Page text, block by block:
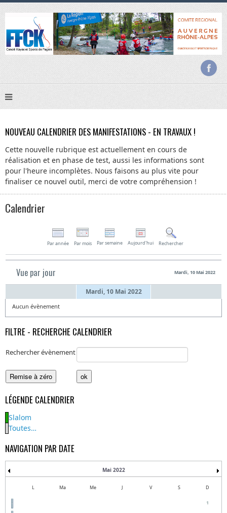
NOUVEAU CALENDRIER DES MANIFESTATIONS - EN TRAVAUX !
Cette nouvelle rubrique est actuellement en cours de
réalisation et en phase de test, aussi les informations sont
pour l'heure incomplètes. Nous faisons au plus vite pour
finaliser ce nouvel outil, merci de votre compréhension !
Calendrier
Par année Par mois Par semaine Aujourd'hui Rechercher
Vue par jour Mardi, 10 Mai 2022
Mardi, 10 Mai 2022
Aucun évènement
FILTRE - RECHERCHE CALENDRIER
Rechercher évènement
LÉGENDE CALENDRIER
Slalom
Toutes…
NAVIGATION PAR DATE
Mai 2022
L Ma Me J V S D
1